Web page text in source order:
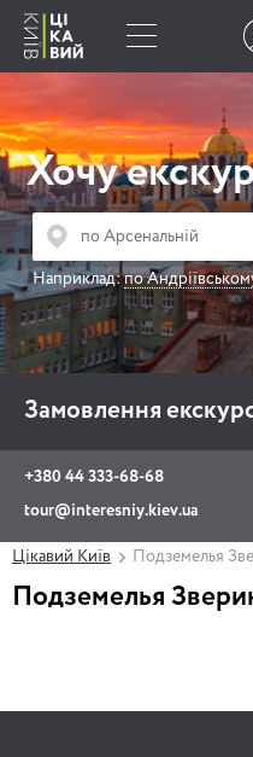
Хочу
Наприклад:по
Замовлення
+380 44 333-68-68
tour@interesniy.kiev.ua
екскурсій
+380 44
+380 68 121-
з 10.00 до
Viber
Цікавий Київ Подземелья
Подземелья